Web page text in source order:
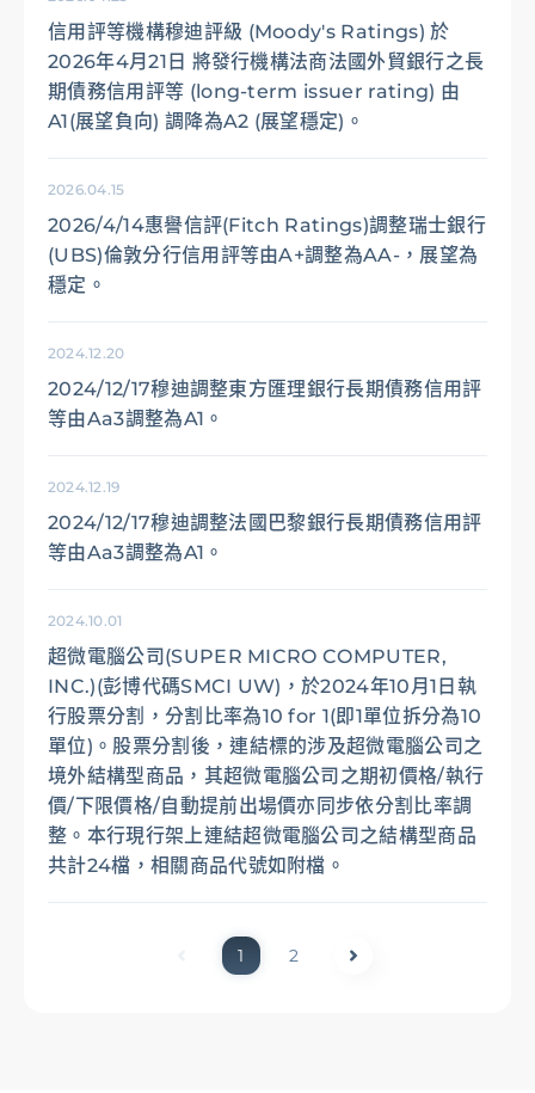
信用評等機構穆迪評級 (Moody's Ratings) 於
2026年4月21日 將發行機構法商法國外貿銀行之長
期債務信用評等 (long-term issuer rating) 由
A1(展望負向) 調降為A2 (展望穩定)。
2026.04.15
2026/4/14惠譽信評(Fitch Ratings)調整瑞士銀行
(UBS)倫敦分行信用評等由A+調整為AA-，展望為
穩定。
2024.12.20
2024/12/17穆迪調整東方匯理銀行長期債務信用評
等由Aa3調整為A1。
2024.12.19
2024/12/17穆迪調整法國巴黎銀行長期債務信用評
等由Aa3調整為A1。
2024.10.01
超微電腦公司(SUPER MICRO COMPUTER,
INC.)(彭博代碼SMCI UW)，於2024年10月1日執
行股票分割，分割比率為10 for 1(即1單位拆分為10
單位)。股票分割後，連結標的涉及超微電腦公司之
境外結構型商品，其超微電腦公司之期初價格/執行
價/下限價格/自動提前出場價亦同步依分割比率調
整。本行現行架上連結超微電腦公司之結構型商品
共計24檔，相關商品代號如附檔。
1 2